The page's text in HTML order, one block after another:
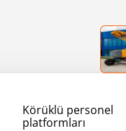
Körüklü personel
platformları